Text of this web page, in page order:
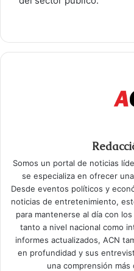
Somos un portal de noticias
se especializa en ofrecer
Desde eventos políticos y
noticias de entretenimiento,
para mantenerse al día con
tanto a nivel nacional como
informes actualizados, ACN
en profundidad y sus
una comprensión